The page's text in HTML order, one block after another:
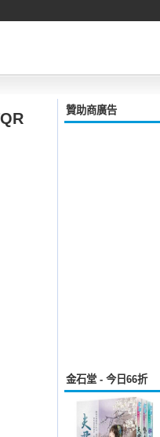
贊助商廣告
金石堂 - 今日66折